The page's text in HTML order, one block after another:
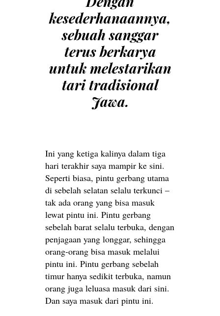
kesederhanaannya,
sebuah sanggar
terus berkarya
untuk melestarikan
tari tradisional
Jawa.
Ini yang ketiga kalinya dalam tiga
hari terakhir saya mampir ke sini.
Seperti biasa, pintu gerbang utama
di sebelah selatan selalu terkunci –
tak ada orang yang bisa masuk
lewat pintu ini. Pintu gerbang
sebelah barat selalu terbuka, dengan
penjagaan yang longgar, sehingga
orang-orang bisa masuk melalui
pintu ini. Pintu gerbang sebelah
timur hanya sedikit terbuka, namun
orang juga leluasa masuk dari sini.
Dan saya masuk dari pintu ini.